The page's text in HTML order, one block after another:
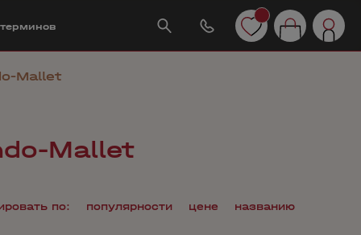
Mallet
Mallet
по: популярности цене названию